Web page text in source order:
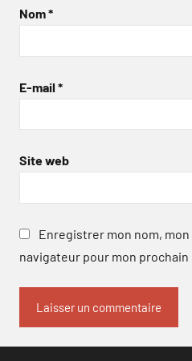
Nom*
E-mail *
Site web
Enregistrer mon nom,
navigateur pour mon prochain